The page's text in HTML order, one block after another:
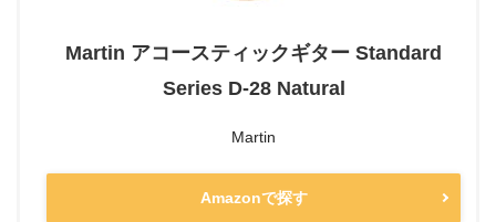
Martin アコースティックギター Standard
Series D-28 Natural
Martin
Amazonで探す